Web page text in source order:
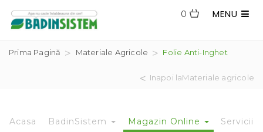
MENU
0
Prima Pagină Materiale Agricole Folie Anti-Inghet
Inapoi laMateriale agricole
Acasa BadinSistem Magazin Online Servicii